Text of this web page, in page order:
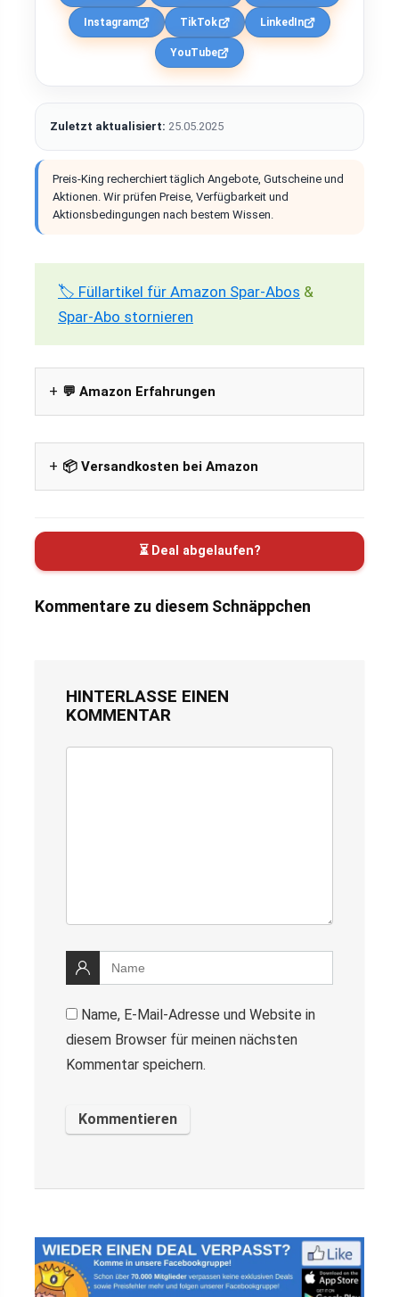
Instagram TikTok LinkedIn
YouTube
Zuletzt aktualisiert: 25.05.2025
Preis-King recherchiert täglich Angebote, Gutscheine und
Aktionen. Wir prüfen Preise, Verfügbarkeit und
Aktionsbedingungen nach bestem Wissen.
🏷️ Füllartikel für Amazon Spar-Abos &
Spar-Abo stornieren
💬 Amazon Erfahrungen
📦 Versandkosten bei Amazon
⏳ Deal abgelaufen?
Kommentare zu diesem Schnäppchen
HINTERLASSE EINEN
KOMMENTAR
Name, E-Mail-Adresse und Website in
diesem Browser für meinen nächsten
Kommentar speichern.